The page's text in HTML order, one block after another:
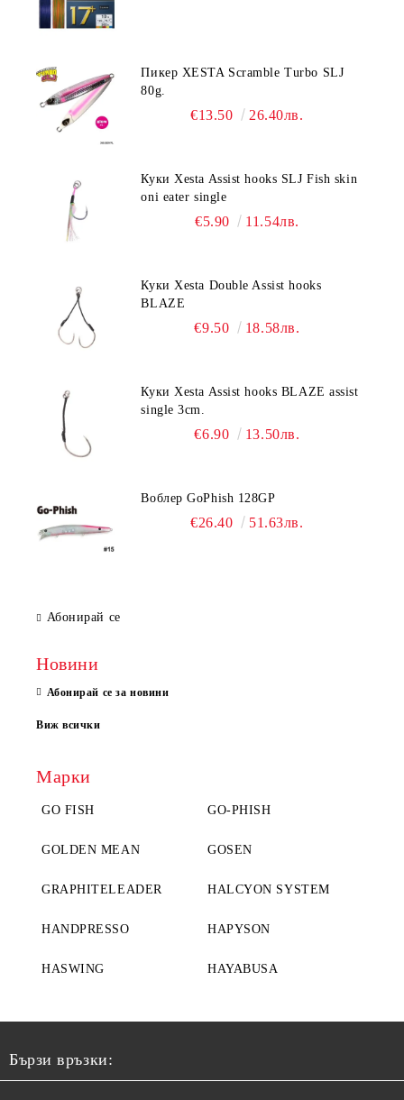
Пикер XESTA Scramble Turbo SLJ
80g.
€13.50 26.40лв.
Куки Xesta Assist hooks SLJ Fish skin
oni eater single
€5.90 11.54лв.
Куки Xesta Double Assist hooks
BLAZE
€9.50 18.58лв.
Куки Xesta Assist hooks BLAZE assist
single 3cm.
€6.90 13.50лв.
Воблер GoPhish 128GP
€26.40 51.63лв.
Абонирай се
Новини
Абонирай се за новини
Виж всички
Марки
GO FISH GO-PHISH
GOLDEN MEAN GOSEN
GRAPHITELEADER HALCYON SYSTEM
HANDPRESSO HAPYSON
HASWING HAYABUSA
Бързи връзки: